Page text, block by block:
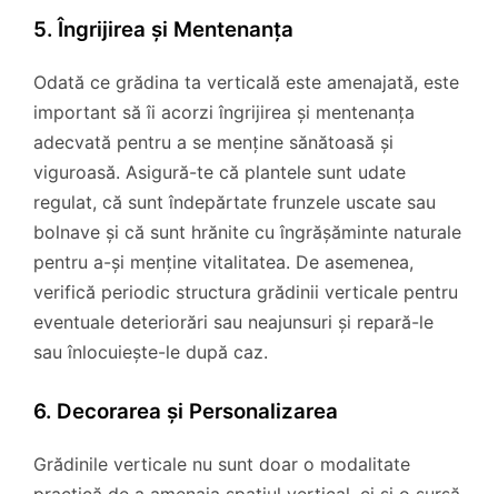
5. Îngrijirea și Mentenanța
Odată ce grădina ta verticală este amenajată, este
important să îi acorzi îngrijirea și mentenanța
adecvată pentru a se menține sănătoasă și
viguroasă. Asigură-te că plantele sunt udate
regulat, că sunt îndepărtate frunzele uscate sau
bolnave și că sunt hrănite cu îngrășăminte naturale
pentru a-și menține vitalitatea. De asemenea,
verifică periodic structura grădinii verticale pentru
eventuale deteriorări sau neajunsuri și repară-le
sau înlocuiește-le după caz.
6. Decorarea și Personalizarea
Grădinile verticale nu sunt doar o modalitate